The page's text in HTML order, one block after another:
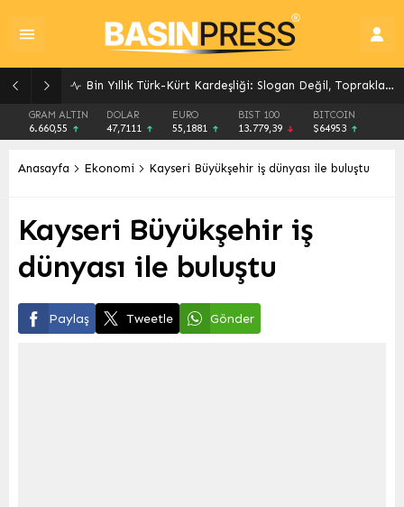
Bin Yıllık Türk-Kürt Kardeşliği: Slogan Değil, Toprakların Gerçeği
GRAM ALTIN
6.660,55
DOLAR
47,7111
EURO
55,1881
BIST 100
13.779,39
BITCOIN
$64953
Anasayfa Ekonomi Kayseri Büyükşehir iş dünyası ile buluştu
Kayseri Büyükşehir iş
dünyası ile buluştu
Paylaş Tweetle Gönder